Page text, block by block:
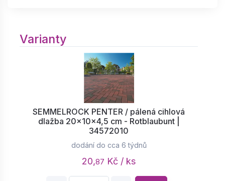
Varianty
SEMMELROCK PENTER / pálená cihlová
dlažba 20x10x4,5 cm - Rotblaubunt |
34572010
dodání do cca 6 týdnů
20,87 Kč / ks